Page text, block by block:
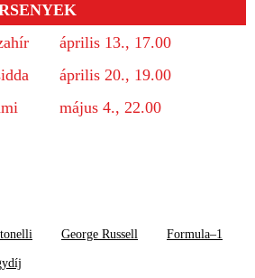
április 13., 17.00
április 20., 19.00
május 4., 22.00
George Russell Formula–1